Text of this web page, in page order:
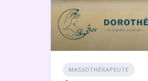
MASSOTHÉRAPEUTE